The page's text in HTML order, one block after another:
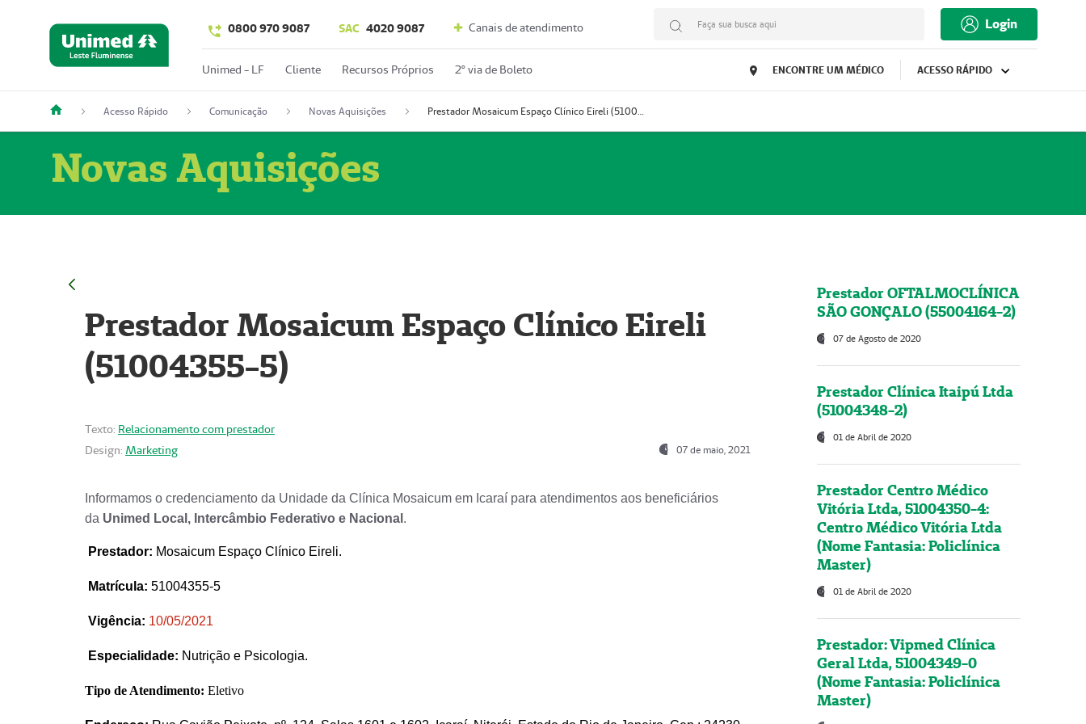
0800 970 9087 SAC 4020 9087 Canais de atendimento Faça sua busca aqui Login
Unimed - LF Cliente Recursos Próprios 2º via de Boleto ENCONTRE UM MÉDICO ACESSO RÁPIDO
Acesso Rápido Comunicação Novas Aquisições Prestador Mosaicum Espaço Clínico Eireli (51004355-5)
Novas Aquisições
Prestador Mosaicum Espaço Clínico Eireli
(51004355-5)
Texto: Relacionamento com prestador
Design: Marketing 07 de maio, 2021
Informamos o credenciamento da Unidade da Clínica Mosaicum em Icaraí para atendimentos aos beneficiários
da Unimed Local, Intercâmbio Federativo e Nacional .
Prestador: Mosaicum Espaço Clínico Eireli.
Matrícula: 51004355-5
Vigência: 10/05/2021
Especialidade: Nutrição e Psicologia.
Tipo de Atendimento: Eletivo
Prestador OFTALMOCLÍNICA
SÃO GONÇALO (55004164-2)
07 de Agosto de 2020
Prestador Clínica Itaipú Ltda
(51004348-2)
01 de Abril de 2020
Prestador Centro Médico
Vitória Ltda, 51004350-4:
Centro Médico Vitória Ltda
(Nome Fantasia: Policlínica
Master)
01 de Abril de 2020
Prestador: Vipmed Clínica
Geral Ltda, 51004349-0
(Nome Fantasia: Policlínica
Master)